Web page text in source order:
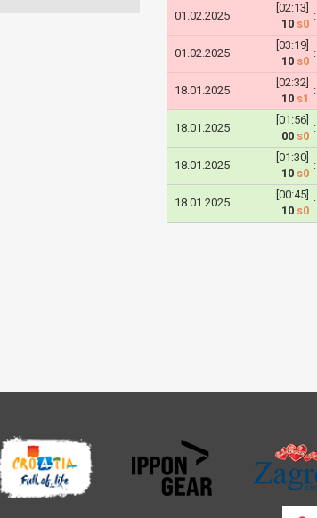
01.02.2025
[02:13]
10 s0
:
01.02.2025
[03:19]
10 s0
:
18.01.2025
[02:32]
10 s1
:
18.01.2025
[01:56]
00 s0
:
18.01.2025
[01:30]
10 s0
:
18.01.2025
[00:45]
10 s0
: